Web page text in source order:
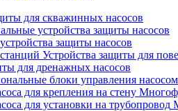
для скважинных насосов
устройства защиты насосов
защиты насосов
Устройства защиты для
для дренажных насосов
блоки управления насосом